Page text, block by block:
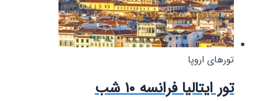
تورهای اروپا
تور ایتالیا فرانسه ۱۰ شب